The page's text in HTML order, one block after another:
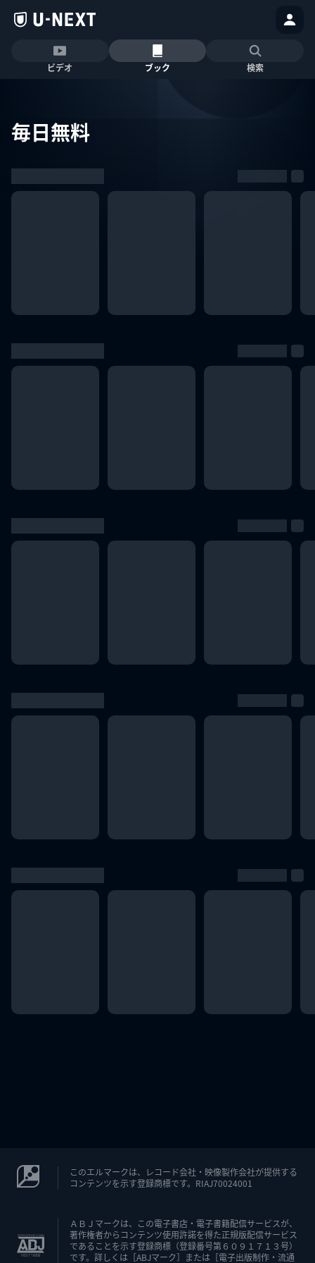
ビデオ ブック 検索
毎日無料
このエルマークは、レコード会社・映像製作会社が提供する
コンテンツを示す登録商標です。RIAJ70024001
ＡＢＪマークは、この電子書店・電子書籍配信サービスが、
著作権者からコンテンツ使用許諾を得た正規版配信サービス
であることを示す登録商標（登録番号第６０９１７１３号）
です。詳しくは［ABJマーク］または［電子出版制作・流通